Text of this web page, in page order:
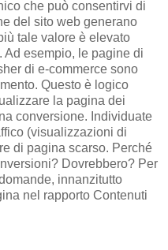
che può consentirvi di
del sito web generano
tale valore è elevato
esempio, le pagine di
di e-commerce sono
Questo è logico
la pagina dei
conversione. Individuate
(visualizzazioni di
di pagina scarso. Perché
Dovrebbero? Per
innanzitutto
nel rapporto Contenuti